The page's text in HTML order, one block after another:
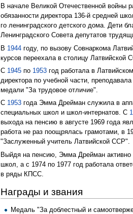
В начале Великой Отечественной войны
обязанности директора 136-й средней
го ленинградского детского дома. Дети
Ленинградского Совета депутатов
В 1944 году, по вызову Совнаркома
курсов переехала в столицу Латвийской
С 1945 по 1953 год работала в
директора по учебной части,
медали "За трудовое отличие".
С 1953 года Эмма Дрейман служила в
специальных школ и школ-интернатов. С
выхода на пенсию в августе 1969 года
работа не раз поощрялась грамотами, в
"Заслуженный учитель Латвийской ССР".
Выйдя на пенсию, Эмма Дрейман активно
школ, а с 1974 по 1977 год работала
в ряды КПСС.
Награды и звания
Медаль "За доблестный и